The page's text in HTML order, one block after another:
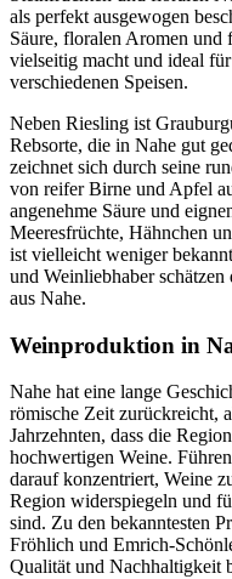
als perfekt ausgewogen
Säure, floralen Aromen und
vielseitig macht und ideal
verschiedenen Speisen.
Neben Riesling ist
Rebsorte, die in Nahe gut
zeichnet sich durch seine
von reifer Birne und Apfel
angenehme Säure und
Meeresfrüchte, Hähnchen
ist vielleicht weniger
und Weinliebhaber
aus Nahe.
Weinproduktion in
Nahe hat eine lange
römische Zeit zurückreicht,
Jahrzehnten, dass die
hochwertigen Weine.
darauf konzentriert, Weine
Region widerspiegeln und
sind. Zu den bekanntesten
Fröhlich und Emrich-
Qualität und Nachhaltigkeit